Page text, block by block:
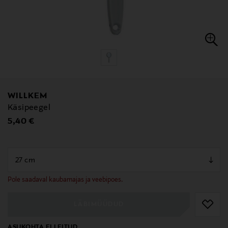
WILLKEM
Käsipeegel
Original Price
5,40 €
Pole saadaval kaubamajas ja veebipoes.
null